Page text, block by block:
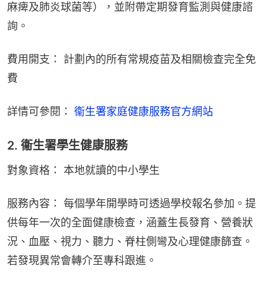
麻痺及肺炎球菌等），並附帶定期發育監測與健康諮
詢。
費用開支： 計劃內的所有常規疫苗及相關檢查完全免
費
詳情可參閱： 衞生署家庭健康服務官方網站
2. 衞生署學生健康服務
對象資格： 本地就讀的中小學生
服務內容： 每個學年開學時可透過學校報名參加。提
供每年一次的全面健康檢查，涵蓋生長發育、營養狀
況、血壓、視力、聽力、脊柱側彎及心理健康篩查。
若發現異常會轉介至專科跟進。